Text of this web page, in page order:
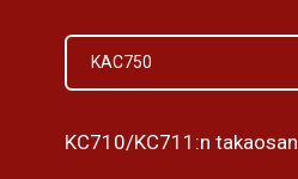
KAC750
KC710/KC711:n